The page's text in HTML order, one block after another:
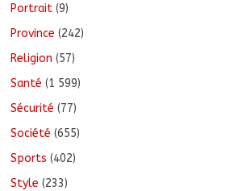
Portrait (9)
Province (242)
Religion (57)
Santé (1 599)
Sécurité (77)
Société (655)
Sports (402)
Style (233)